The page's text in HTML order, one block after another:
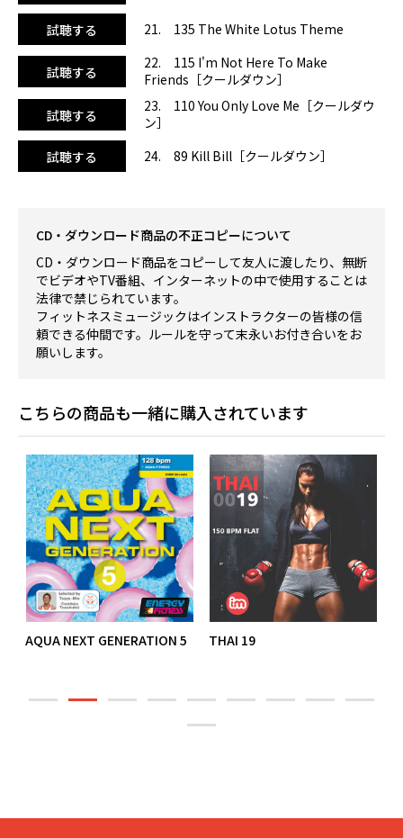
試聴する 21. 135 The White Lotus Theme
試聴する
22. 115 I'm Not Here To Make
Friends［クールダウン］
試聴する
23. 110 You Only Love Me［クールダウ
ン］
試聴する
24. 89 Kill Bill［クールダウン］
CD・ダウンロード商品の不正コピーについて
CD・ダウンロード商品をコピーして友人に渡したり、無断
でビデオやTV番組、インターネットの中で使用することは
法律で禁じられています。
フィットネスミュージックはインストラクターの皆様の信
頼できる仲間です。ルールを守って末永いお付き合いをお
願いします。
こちらの商品も一緒に購入されています
AQUA NEXT GENERATION 5 THAI 19